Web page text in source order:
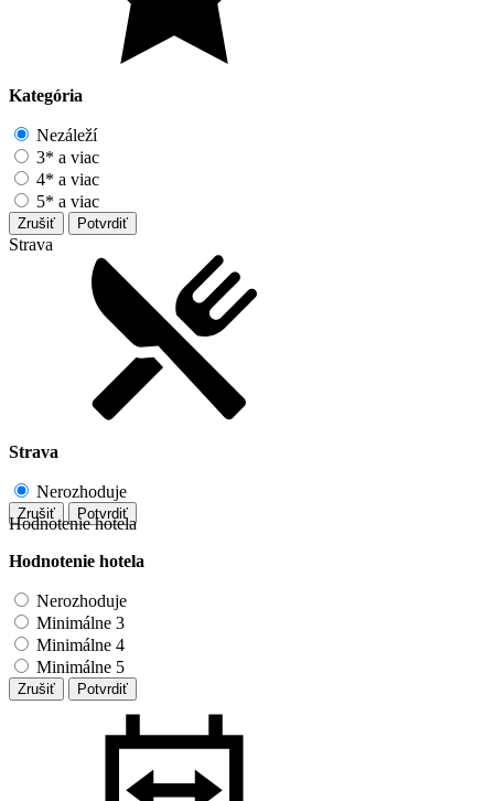
Kategória
Nezáleží
3* a viac
4* a viac
5* a viac
Zrušiť Potvrdiť
Strava
Strava
Nerozhoduje
Zrušiť Potvrdiť
Hodnotenie hotela
Hodnotenie hotela
Nerozhoduje
Minimálne 3
Minimálne 4
Minimálne 5
Zrušiť Potvrdiť